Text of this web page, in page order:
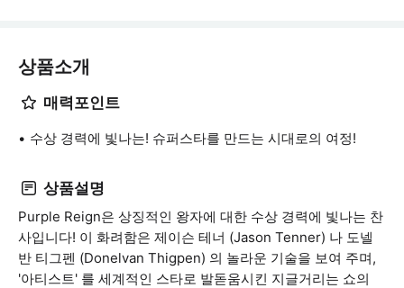
상품소개
매력포인트
수상 경력에 빛나는! 슈퍼스타를 만드는 시대로의 여정!
상품설명
Purple Reign은 상징적인 왕자에 대한 수상 경력에 빛나는 찬
사입니다! 이 화려함은 제이슨 테너 (Jason Tenner) 나 도넬
반 티그펜 (Donelvan Thigpen) 의 놀라운 기술을 보여 주며,
'아티스트' 를 세계적인 스타로 발돋움시킨 지글거리는 쇼의